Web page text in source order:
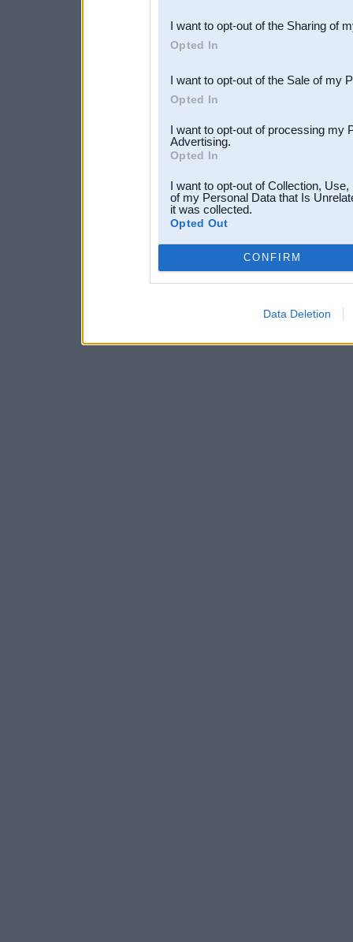
Downstream Participants
third parties.
I want to opt-out of the Sharing of
Opted In
I want to opt-out of the Sale of my
Opted In
I want to opt-out of processing my
Advertising.
Opted In
I want to opt-out of Collection,
of my Personal Data that Is
it was collected.
Opted Out
CONFIRM
Data Deletion